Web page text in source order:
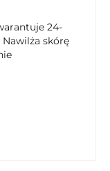
24-
skórę